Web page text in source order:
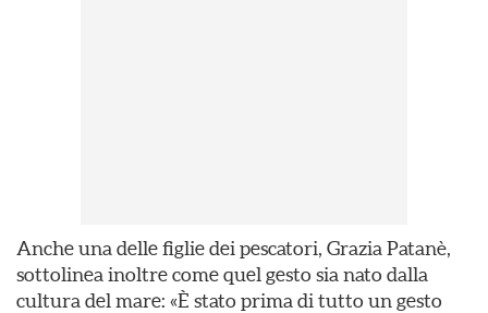
Anche una delle figlie dei pescatori, Grazia Patanè,
sottolinea inoltre come quel gesto sia nato dalla
cultura del mare: «È stato prima di tutto un gesto